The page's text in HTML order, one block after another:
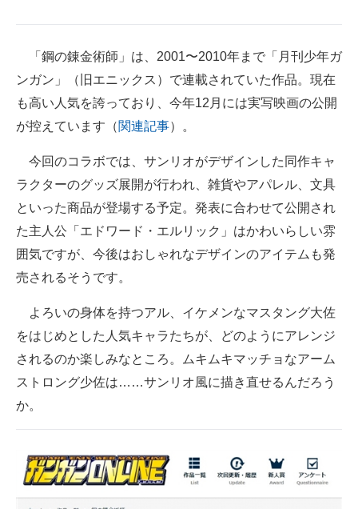
モノづくり技術者専門サイト
エレクトロニクス専門サイト
電子設計の基本と応用
エネルギーの専門メディア
建設×テクノロジーの最前線
ちょっと気になるネットの話題
「鋼の錬金術師」は、2001〜2010年まで「月刊少年ガ
ンガン」（旧エニックス）で連載されていた作品。現在
も高い人気を誇っており、今年12月には実写映画の公開
が控えています（関連記事）。
今回のコラボでは、サンリオがデザインした同作キャ
ラクターのグッズ展開が行われ、雑貨やアパレル、文具
といった商品が登場する予定。発表に合わせて公開され
た主人公「エドワード・エルリック」はかわいらしい雰
囲気ですが、今後はおしゃれなデザインのアイテムも発
売されるそうです。
よろいの身体を持つアル、イケメンなマスタング大佐
をはじめとした人気キャラたちが、どのようにアレンジ
されるのか楽しみなところ。ムキムキマッチョなアーム
ストロング少佐は……サンリオ風に描き直せるんだろう
か。